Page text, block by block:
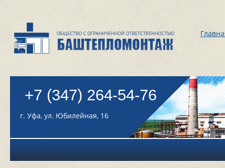
+7 (347) 264-54-76
г. Уфа, ул. Юбилейная, 16